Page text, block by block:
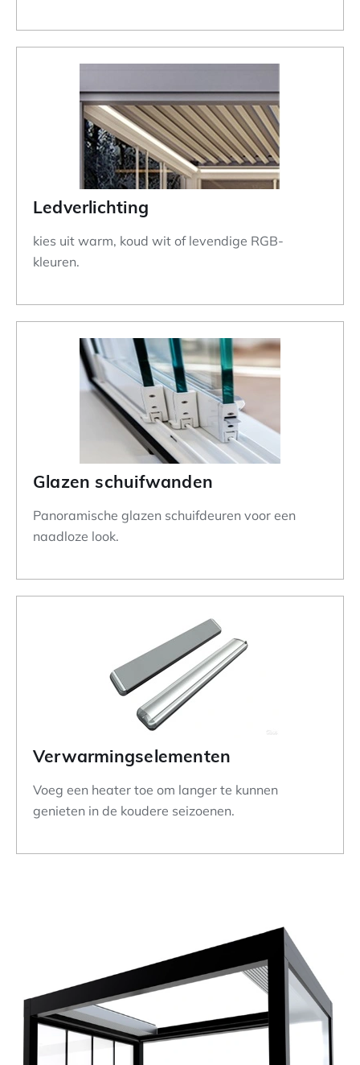
Ledverlichting
kies uit warm, koud wit of levendige RGB-
kleuren.
Glazen schuifwanden
Panoramische glazen schuifdeuren voor een
naadloze look.
Verwarmingselementen
Voeg een heater toe om langer te kunnen
genieten in de koudere seizoenen.